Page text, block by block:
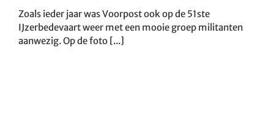
Zoals ieder jaar was Voorpost ook op de 51ste
IJzerbedevaart weer met een mooie groep militanten
aanwezig. Op de foto [...]